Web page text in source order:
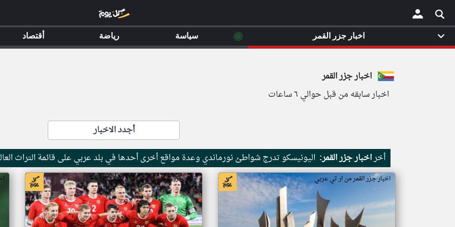
×
اخبار جزر القمر
اخبار سابقه من قبل حوالي ٦ ساعات
أجدد الاخبار
أخراخبار جزر القمر: اليونيسكو تدرج شواطئ نورماندي وعدة مواقع أخرى أحدها في بلد عربي على قائمة التراث
اخبار جزر القمر من ار تي عربي اخبار جزر القمر من ار تي عربي
اخبار جزر القمر ◉ سياسة رياضة أقتصاد